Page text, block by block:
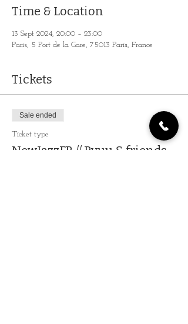
Time & Location
13 Sept 2024, 20:00 – 23:00
Paris, 5 Port de la Gare, 75013 Paris, France
Tickets
Sale ended
Ticket type
NewJazzFR // Ryuu & friends